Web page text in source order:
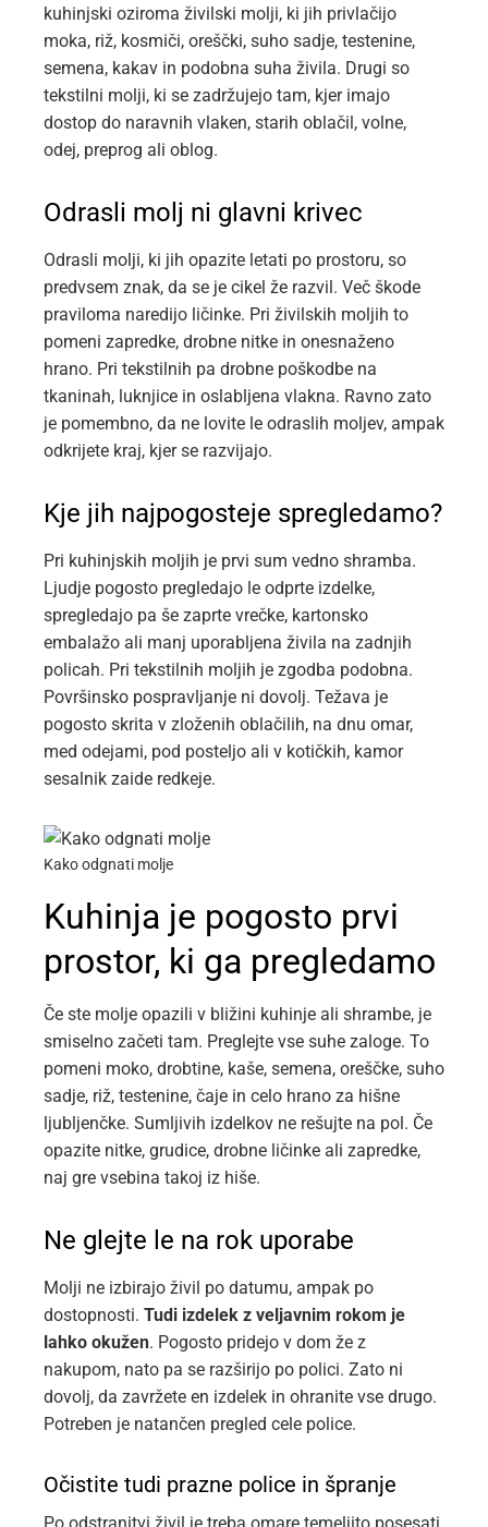
kuhinjski oziroma živilski molji, ki jih privlačijo
moka, riž, kosmiči, oreščki, suho sadje, testenine,
semena, kakav in podobna suha živila. Drugi so
tekstilni molji, ki se zadržujejo tam, kjer imajo
dostop do naravnih vlaken, starih oblačil, volne,
odej, preprog ali oblog.
Odrasli molj ni glavni krivec
Odrasli molji, ki jih opazite letati po prostoru, so
predvsem znak, da se je cikel že razvil. Več škode
praviloma naredijo ličinke. Pri živilskih moljih to
pomeni zapredke, drobne nitke in onesnaženo
hrano. Pri tekstilnih pa drobne poškodbe na
tkaninah, luknjice in oslabljena vlakna. Ravno zato
je pomembno, da ne lovite le odraslih moljev, ampak
odkrijete kraj, kjer se razvijajo.
Kje jih najpogosteje spregledamo?
Pri kuhinjskih moljih je prvi sum vedno shramba.
Ljudje pogosto pregledajo le odprte izdelke,
spregledajo pa še zaprte vrečke, kartonsko
embalažo ali manj uporabljena živila na zadnjih
policah. Pri tekstilnih moljih je zgodba podobna.
Površinsko pospravljanje ni dovolj. Težava je
pogosto skrita v zloženih oblačilih, na dnu omar,
med odejami, pod posteljo ali v kotičkih, kamor
sesalnik zaide redkeje.
Kako odgnati molje
Kuhinja je pogosto prvi
prostor, ki ga pregledamo
Če ste molje opazili v bližini kuhinje ali shrambe, je
smiselno začeti tam. Preglejte vse suhe zaloge. To
pomeni moko, drobtine, kaše, semena, oreščke, suho
sadje, riž, testenine, čaje in celo hrano za hišne
ljubljenčke. Sumljivih izdelkov ne rešujte na pol. Če
opazite nitke, grudice, drobne ličinke ali zapredke,
naj gre vsebina takoj iz hiše.
Ne glejte le na rok uporabe
Molji ne izbirajo živil po datumu, ampak po
dostopnosti. Tudi izdelek z veljavnim rokom je
lahko okužen. Pogosto pridejo v dom že z
nakupom, nato pa se razširijo po polici. Zato ni
dovolj, da zavržete en izdelek in ohranite vse drugo.
Potreben je natančen pregled cele police.
Očistite tudi prazne police in špranje